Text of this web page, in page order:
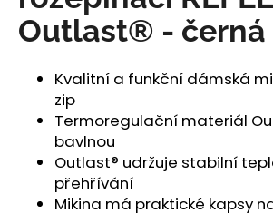
Outlast® - černá
Kvalitní a funkční dámská
zip
Termoregulační materiál
bavlnou
Outlast® udržuje stabilní
přehřívání
Mikina má praktické kapsy
u
j
PONOŽKY
NÍZKÉ
OUTLAST®